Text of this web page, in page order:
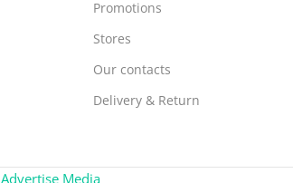
Promotions
Stores
Our contacts
Delivery & Return
Advertise Media